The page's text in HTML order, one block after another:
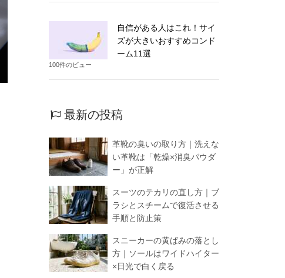
自信がある人はこれ！サイ
ズが大きいおすすめコンド
ーム11選
100件のビュー
最新の投稿
革靴の臭いの取り方｜洗えな
い革靴は「乾燥×消臭パウダ
ー」が正解
スーツのテカリの直し方｜ブ
ラシとスチームで復活させる
手順と防止策
スニーカーの黄ばみの落とし
方｜ソールはワイドハイター
×日光で白く戻る